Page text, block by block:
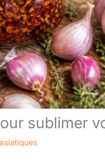
sublimer